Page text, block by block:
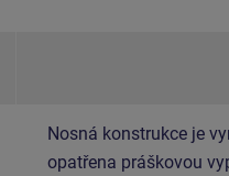
Nosná konstrukce je
opatřena práškovou